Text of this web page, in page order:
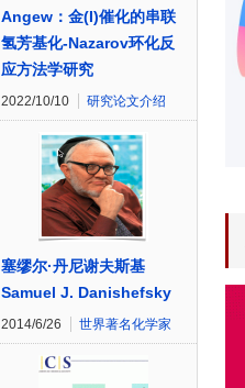
Angew：金(I)催化的串联
氢芳基化-Nazarov环化反
应方法学研究
2022/10/10 研究论文介绍
塞缪尔·丹尼谢夫斯基
Samuel J. Danishefsky
2014/6/26 世界著名化学家